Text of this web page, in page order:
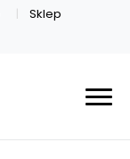
Sklep